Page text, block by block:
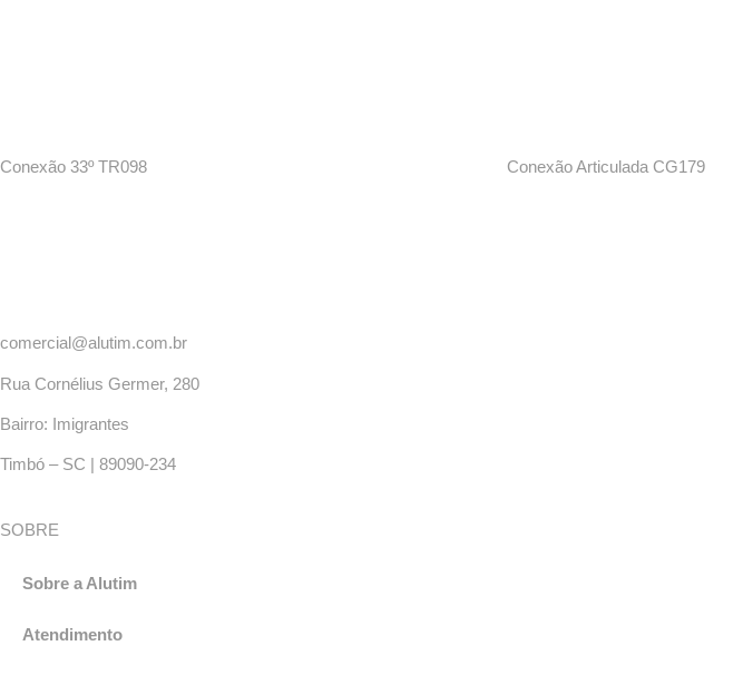
Conexão 33º TR098 Conexão Articulada CG179
comercial@alutim.com.br
Rua Cornélius Germer, 280
Bairro: Imigrantes
Timbó – SC | 89090-234
SOBRE
Sobre a Alutim
Atendimento